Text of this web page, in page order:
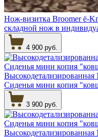
Нож-визитка Broomer ё-
складной нож в
4 900 руб.
Сиденья мини копия
3 900 руб.